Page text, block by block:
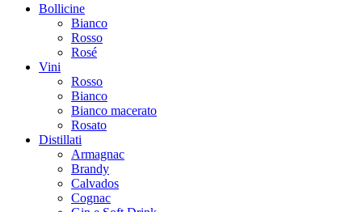
Bollicine
Bianco
Rosso
Rosé
Vini
Rosso
Bianco
Bianco macerato
Rosato
Distillati
Armagnac
Brandy
Calvados
Cognac